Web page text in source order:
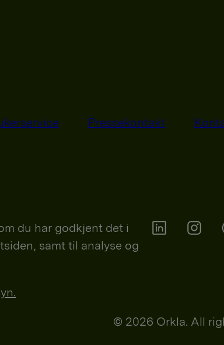
Pressekontakt
du har godkjent det i
samt til analyse og
© 2026 Orkla. All